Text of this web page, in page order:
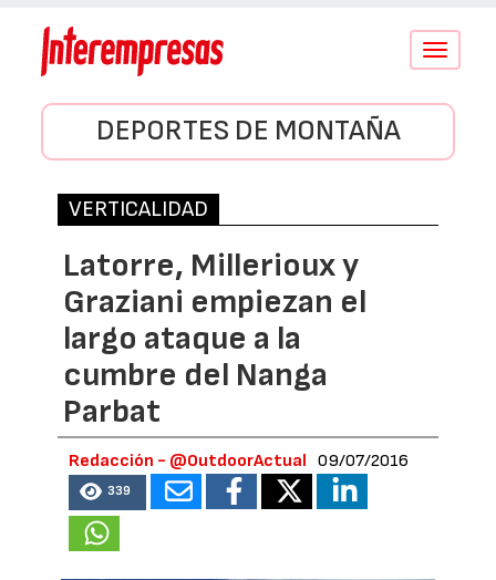
Conmutar
DEPORTES DE MONTAÑA
VERTICALIDAD
Latorre, Millerioux y
Graziani empiezan el
largo ataque a la
cumbre del Nanga
Parbat
Redacción - @OutdoorActual 09/07/2016
339